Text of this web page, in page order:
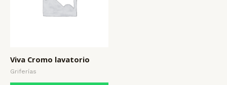
Viva Cromo lavatorio
Griferías